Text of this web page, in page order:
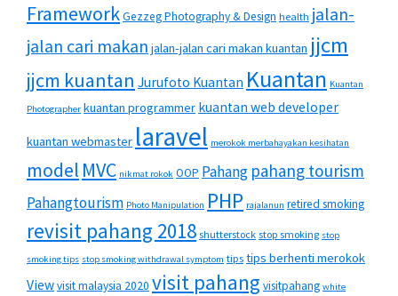
FrameworkGezzeg Photography & Design health jalan-
jalan cari makan jalan-jalan cari makan kuantan jjcm
jjcm kuantan Jurufoto Kuantan Kuantan Kuantan
Photographer kuantan programmer kuantan web developer
kuantan webmaster laravel merokok merbahayakan kesihatan
model MVC nikmat rokok OOP Pahang pahang tourism
Pahangtourism Photo Manipulation PHP rajalanun retired smoking
revisit pahang 2018 shutterstock stop smoking stop
smoking tips stop smoking withdrawal symptom tips tips berhenti merokok
Viewvisit malaysia 2020 visit pahang visitpahang white